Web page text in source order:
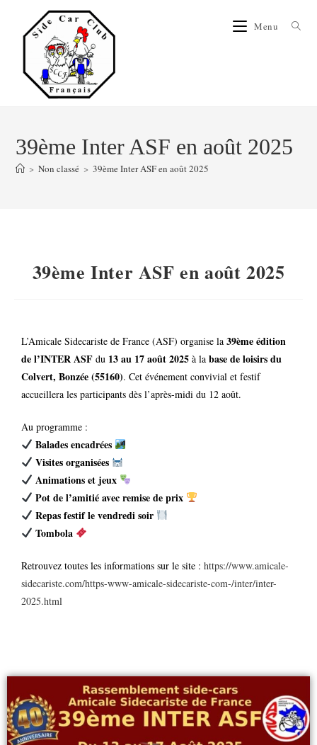
Menu
39ème Inter ASF en août 2025
> Non classé > 39ème Inter ASF en août 2025
39ème Inter ASF en août 2025
L’Amicale Sidecariste de France (ASF) organise la 39ème édition
de l’INTER ASF du 13 au 17 août 2025 à la base de loisirs du
Colvert, Bonzée (55160). Cet événement convivial et festif
accueillera les participants dès l’après-midi du 12 août.
Au programme :
Balades encadrées
Visites organisées
Animations et jeux
Pot de l’amitié avec remise de prix
Repas festif le vendredi soir
Tombola
Retrouvez toutes les informations sur le site : https://www.amicale-
sidecariste.com/https-www-amicale-sidecariste-com-/inter/inter-
2025.html